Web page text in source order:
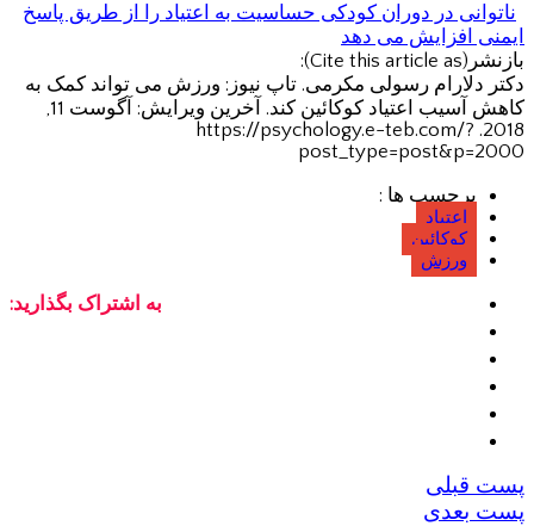
ناتوانی در دوران کودکی حساسیت به اعتیاد را از طریق پاسخ
ایمنی افزایش می دهد
بازنشر(Cite this article as):
دکتر دلارام رسولی مکرمی. تاپ نیوز: ورزش می تواند کمک به
کاهش آسیب اعتیاد کوکائین کند. آخرین ویرایش: آگوست 11,
2018. https://psychology.e-teb.com/?
post_type=post&p=2000
برچسب ها :
اعتیاد
کوکائین
ورزش
به اشتراک بگذارید:
پست قبلی
پست بعدی